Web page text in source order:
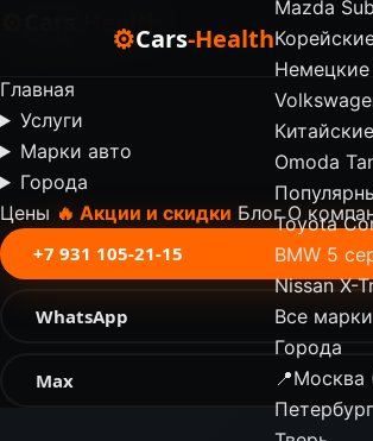
⚙Cars-Health
Mazda
Немецкие
Китайские
Omoda
Toyota
BMW 5
Nissan X-
Все марки
Города
📍Москва
Петербург
-Health
Главная
Услуги
Марки авто
Города
Цены 🔥 Акции и скидки Блог О
+7 931 105-21-15
WhatsApp
Max